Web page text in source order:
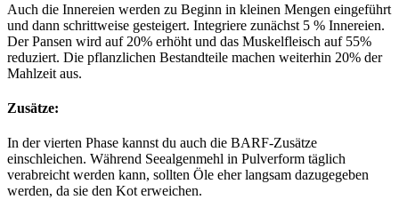
Auch die Innereien werden zu Beginn in kleinen Mengen eingeführt
und dann schrittweise gesteigert. Integriere zunächst 5 % Innereien.
Der Pansen wird auf 20% erhöht und das Muskelfleisch auf 55%
reduziert. Die pflanzlichen Bestandteile machen weiterhin 20% der
Mahlzeit aus.
Zusätze:
In der vierten Phase kannst du auch die BARF-Zusätze
einschleichen. Während Seealgenmehl in Pulverform täglich
verabreicht werden kann, sollten Öle eher langsam dazugegeben
werden, da sie den Kot erweichen.